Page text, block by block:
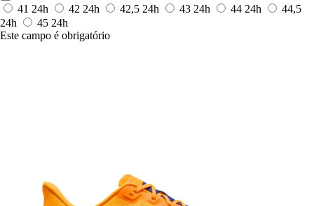
41 24h 42 24h 42,5 24h 43 24h 44 24h
44,5
24h
45 24h
Este campo é obrigatório